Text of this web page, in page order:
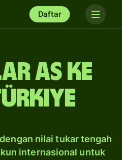
Daftar
AS ke
nilai tukar tengah
internasional untuk